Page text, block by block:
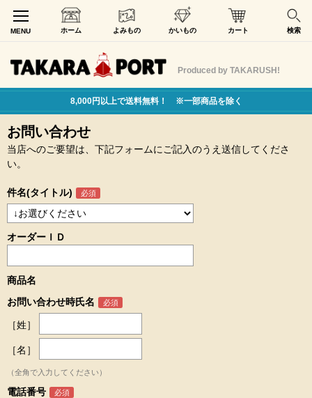
MENU ホーム よみもの かいもの カート 検索
Produced by TAKARUSH!
8,000円以上で送料無料！ ※一部商品を除く
お問い合わせ
当店へのご要望は、下記フォームにご記入のうえ送信してくださ
い。
件名(タイトル)
オーダーＩＤ
商品名
お問い合わせ時氏名
［姓］
［名］
（全角で入力してください）
電話番号